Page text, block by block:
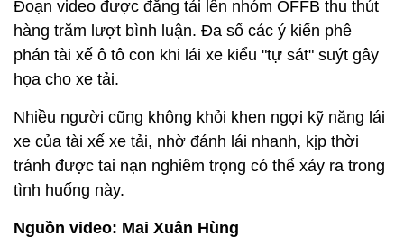
Đoạn video được đăng tải lên nhóm OFFB thu thút
hàng trăm lượt bình luận. Đa số các ý kiến phê
phán tài xế ô tô con khi lái xe kiểu "tự sát" suýt gây
họa cho xe tải.
Nhiều người cũng không khỏi khen ngợi kỹ năng lái
xe của tài xế xe tải, nhờ đánh lái nhanh, kịp thời
tránh được tai nạn nghiêm trọng có thể xảy ra trong
tình huống này.
Nguồn video: Mai Xuân Hùng